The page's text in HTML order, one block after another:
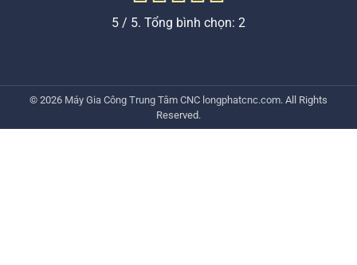
5 / 5. Tổng bình chọn: 2
© 2026 Máy Gia Công Trung Tâm CNC longphatcnc.com. All Rights
Reserved.